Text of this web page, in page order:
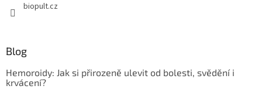
biopult.cz
Blog
Hemoroidy: Jak si přirozeně ulevit od bolesti, svědění i
krvácení?